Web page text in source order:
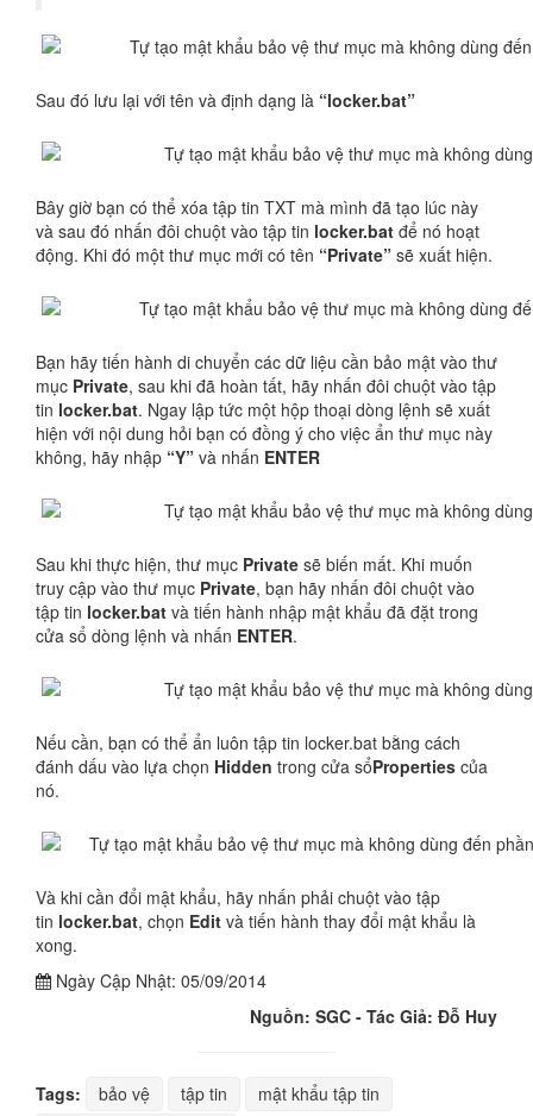
Sau đó lưu lại với tên và định dạng là “locker.bat”
Bây giờ bạn có thể xóa tập tin TXT mà mình đã tạo lúc này
và sau đó nhấn đôi chuột vào tập tin locker.bat để nó hoạt
động. Khi đó một thư mục mới có tên “Private” sẽ xuất hiện.
Bạn hãy tiến hành di chuyển các dữ liệu cần bảo mật vào thư
mục Private, sau khi đã hoàn tất, hãy nhấn đôi chuột vào tập
tin locker.bat. Ngay lập tức một hộp thoại dòng lệnh sẽ xuất
hiện với nội dung hỏi bạn có đồng ý cho việc ẩn thư mục này
không, hãy nhập “Y” và nhấn ENTER
Sau khi thực hiện, thư mục Private sẽ biến mất. Khi muốn
truy cập vào thư mục Private, bạn hãy nhấn đôi chuột vào
tập tin locker.bat và tiến hành nhập mật khẩu đã đặt trong
cửa sổ dòng lệnh và nhấn ENTER.
Nếu cần, bạn có thể ẩn luôn tập tin locker.bat bằng cách
đánh dấu vào lựa chọn Hidden trong cửa sổProperties của
nó.
Và khi cần đổi mật khẩu, hãy nhấn phải chuột vào tập
tin locker.bat, chọn Edit và tiến hành thay đổi mật khẩu là
xong.
Ngày Cập Nhật: 05/09/2014
Nguồn: SGC - Tác Giả: Đỗ Huy
Tags: bảo vệ tập tin mật khẩu tập tin